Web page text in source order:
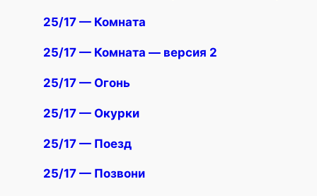
25/17 — Комната
25/17 — Комната — версия 2
25/17 — Огонь
25/17 — Окурки
25/17 — Поезд
25/17 — Позвони